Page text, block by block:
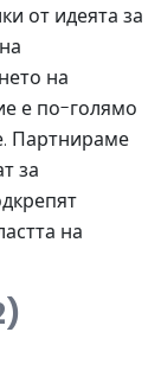
от идеята за
на
е по-голямо
Партнираме
за
на